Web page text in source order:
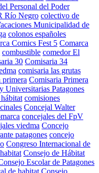
Personal del Poder
Río Negro colectivo de
Municipalidad de
colonos españoles
Comics Fest 5 Comarca
combustible comedor El
30 Comisaria 34
comisaria las grutas
primera Comisaria Primera
Universitarias Patagones
comisiones
Concejal Walter
concejales del FpV
viedma Concejo
patagones concejo
Congreso Internacional de
Consejo de Hábitat
Escolar de Patagones
de habitat Consejo